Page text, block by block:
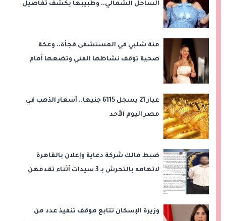
الساحل الشمالي.. وطبيبها يكشف تفاصيل
منة شلبي في المستشفى فجأة.. وعكة
صحية توقف نشاطها الفني وتضعها أمام
عيار 21 يسجل 6115 جنيها.. أسعار الذهب في
مصر اليوم الأحد
ضبط مالك شركة دعاية وإعلان بالقاهرة
لاتهامه بالتحرش بـ 3 سيدات أثناء تقدمهن
وزيرة الإسكان تتابع موقف تنفيذ عدد من